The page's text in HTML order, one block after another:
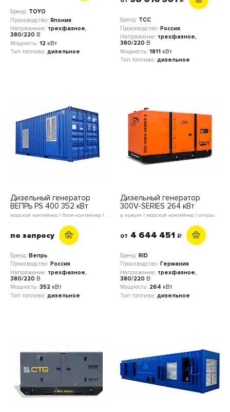
Бренд: TOYO
Производство: Япония
Напряжение: трехфазное,
380/220 В
Мощность: 12 кВт
Тип топлива: дизельное
Бренд: ТСС
Производство: Россия
Напряжение: трехфазное,
380/220 В
Мощность: 1811 кВт
Тип топлива: дизельное
Дизельный генератор
ВЕПРЬ PS 400 352 кВт
по запросу
Бренд: Вепрь
Производство: Россия
Напряжение: трехфазное,
380/220 В
Мощность: 352 кВт
Тип топлива: дизельное
Дизельный генератор
300V-SERIES 264 кВт
от 4 644 451 c
Бренд: RID
Производство: Германия
Напряжение: трехфазное,
380/220 В
Мощность: 264 кВт
Тип топлива: дизельное